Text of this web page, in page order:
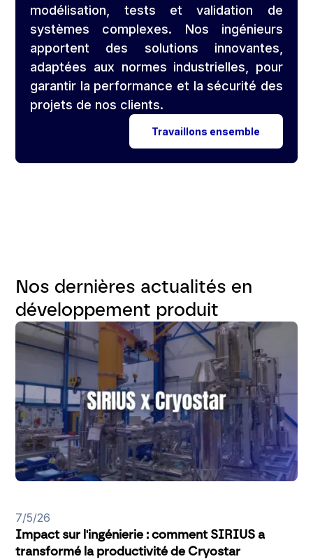
modélisation, tests et validation de
systèmes complexes. Nos ingénieurs
apportent des solutions innovantes,
adaptées aux normes industrielles, pour
garantir la performance et la sécurité des
projets de nos clients.
Travaillons ensemble
Nos dernières actualités en
développement produit
7/5/26
Impact sur l'ingénierie : comment SIRIUS a
transformé la productivité de Cryostar